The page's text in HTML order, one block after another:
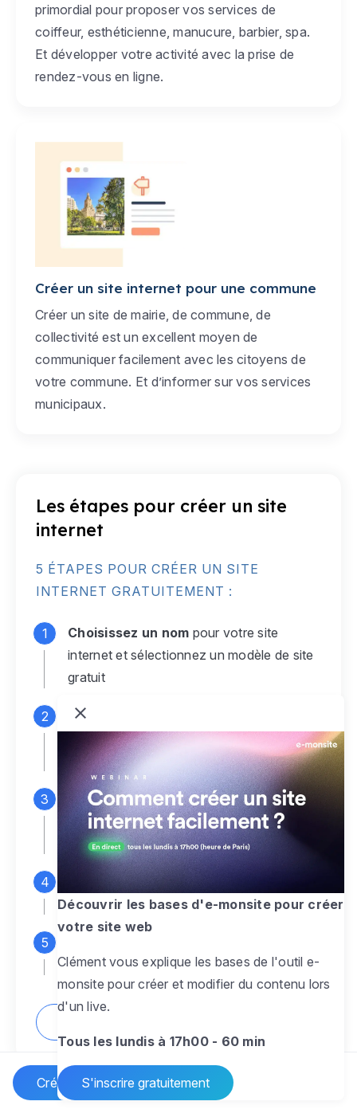
Créer un site Internet
primordial pour proposer vos services de
coiffeur, esthéticienne, manucure, barbier, spa.
Et développer votre activité avec la prise de
rendez-vous en ligne.
Créer un site internet pour une commune
Créer un site de mairie, de commune, de
collectivité est un excellent moyen de
communiquer facilement avec les citoyens de
votre commune. Et d’informer sur vos services
municipaux.
Les étapes pour créer un site
internet
5 ÉTAPES POUR CRÉER UN SITE
INTERNET GRATUITEMENT :
Choisissez un nom pour votre site
internet et sélectionnez un modèle de site
gratuit
Connectez-vous
monsite gratuit pour accéder à votre
espace d'administration
Personnalisez entièrement le
designpour créer un site web sur-mesure,
à votre image
Ajoutez des pagessans limite pour
présenter votre activité, votre passion
pour rendre votre site dynamique
Découvrir les bases d'e-monsite pour créer
votre site web
Clément vous explique les bases de l'outil e-
monsite pour créer et modifier du contenu lors
d'un live.
Tous les lundis à 17h00 - 60 min
S'inscrire gratuitement